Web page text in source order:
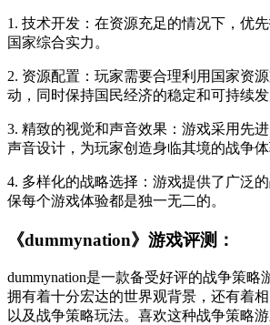
1. 技术开发：在资源充足的情况下，优
国家综合实力。
2. 资源配置：玩家需要合理利用国家资
动，同时保持国民经济的稳定和可持续发
3. 精致的视觉和声音效果：游戏采用先
声音设计，为玩家创造身临其境的战争体
4. 多样化的战略选择：游戏提供了广泛
保每个游戏体验都是独一无二的。
《dummynation》游戏评测：
dummynation是一款备受好评的战争策略
拥有着十分宏达的世界观背景，还有着
以及战争策略玩法。喜欢这种战争策略